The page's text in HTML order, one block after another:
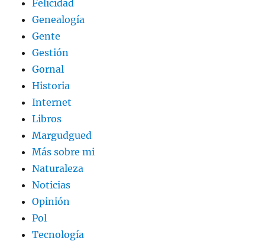
Felicidad
Genealogía
Gente
Gestión
Gornal
Historia
Internet
Libros
Margudgued
Más sobre mi
Naturaleza
Noticias
Opinión
Pol
Tecnología